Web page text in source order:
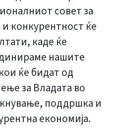
совет за
конкурентност ќе
каде ќе
нашите
ќе бидат од
за Владата во
поддршка и
економија.